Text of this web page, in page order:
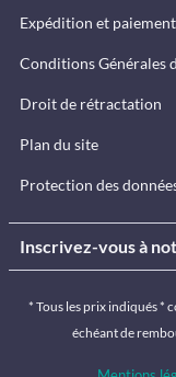
Expédition et paiement
Conditions Générales
Droit de rétractation
Plan du site
Protection des
Inscrivez-vous à
* Tous les prix indiqués *
échéant de